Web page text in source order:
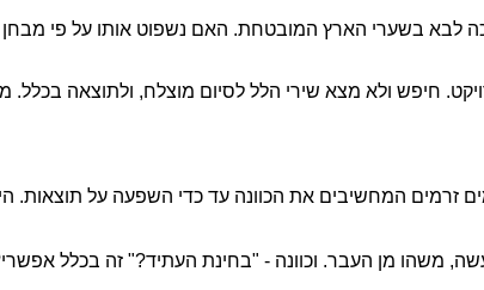
לבא בשערי הארץ המובטחת. האם נשפוט אותו על פי
חיפש ולא מצא שירי הלל לסיום מוצלח, ולתוצאה
זרמים המחשיבים את הכוונה עד כדי השפעה על תוצאות.
מן העבר. וכוונה - "בחינת העתיד?" זה בכלל אפשרי?